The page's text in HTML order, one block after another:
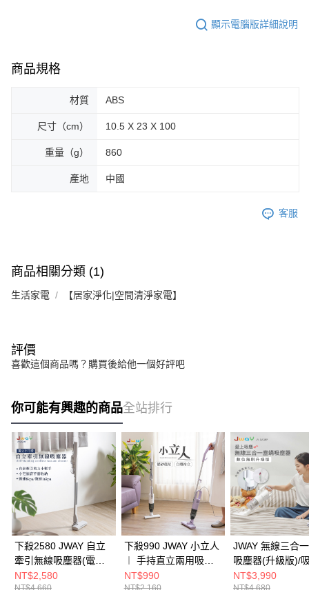
顯示電腦版詳細說明
商品規格
材質 ABS
尺寸（cm） 10.5 X 23 X 100
重量（g） 860
產地 中國
客服
商品相關分類 (1)
生活家電 【居家淨化|空間清淨家電】
評價
喜歡這個商品嗎？購買後給他一個好評吧
你可能有興趣的商品全站排行
下殺2580 JWAY 自立
牽引無線吸塵器(電動
地刷版)/手持吸塵器/無
NT$2,580
下殺990 JWAY 小立人
︱ 手持直立兩用吸塵
器/輕量吸塵器/多功能
NT$990
JWAY 無線三合
吸塵器(升級版)/
器/手持吸塵器/無
NT$3,990